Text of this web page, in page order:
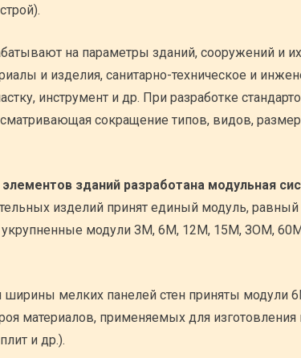
на параметры зданий, сооружений и
и изделия, санитарно-техническое и
инструмент и др. При разработке
сокращение типов, видов,
зданий разработана модульная
изделий принят единый модуль,
модули ЗМ, 6М, 12М, 15М, ЗОМ,
мелких панелей стен приняты модули
материалов, применяемых для изготовления
и др.).